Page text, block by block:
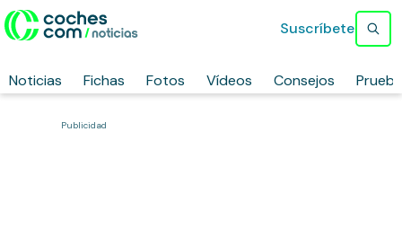
Noticias Fichas Fotos Vídeos Consejos
Suscríbete
Publicidad